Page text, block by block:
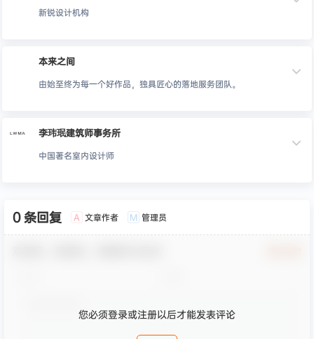
新锐设计机构
本来之间
由始至终为每一个好作品，独具匠心的落地服务团队。
李玮珉建筑师事务所
中国著名室内设计师
0 条回复 A 文章作者 M 管理员
您必须登录或注册以后才能发表评论